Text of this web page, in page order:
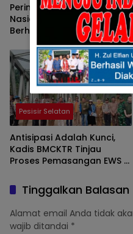
Peringati Hari Santri
Nasional, Erasukma Munaf
Berharap Para Santri bisa
Menjadi Garda Terdepan
Bangsa
Pesisir Selatan
Antisipasi Adalah Kunci,
Kadis BMCKTR Tinjau
Proses Pemasangan EWS di
Aro-Langgai.
Tinggalkan Balasan
Alamat email Anda tidak
wajib ditandai *